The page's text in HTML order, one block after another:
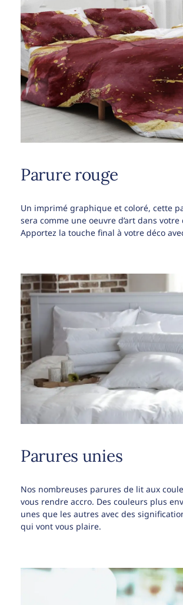
Parure rouge
Un imprimé graphique et coloré, cette
sera comme une oeuvre d’art dans votre
Apportez la touche final à votre déco
Parures unies
Nos nombreuses parures de lit aux
vous rendre accro. Des couleurs plus
unes que les autres avec des
qui vont vous plaire.